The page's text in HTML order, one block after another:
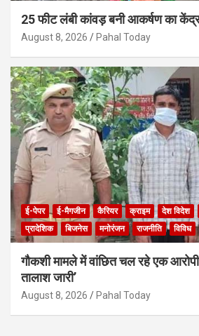
25 फीट लंबी कांवड़ बनी आकर्षण का
August 8, 2026 Pahal Today
ई-पेपर ई-मैगजीन कैरियर क्राइम देश विदेश
प्रादेशिक
बिजनेस मनोरंजन राजनीति विविध
गौकशी मामले में वांछित चल रहे एक
तालाश जारी’
August 8, 2026 Pahal Today